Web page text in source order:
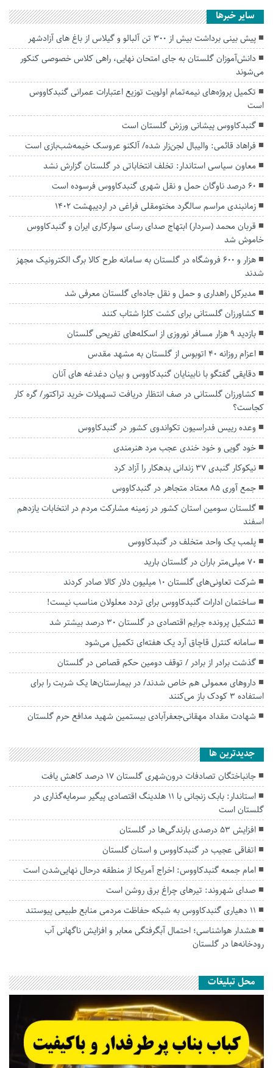
سایر خبرها
پیش بینی برداشت بیش از ٣٠٠ تن آلبالو و گیلاس از باغ های آزادشهر
دانش‌آموزان گلستان به جای امتحان نهایی، راهی کلاس‌ خصوصی کنکور
می‌شوند
تکمیل پروژه‌های نیمه‌تمام اولویت توزیع اعتبارات عمرانی گنبدکاووس
است
گنبدکاووس پیشانی ورزش گلستان است
فراهاد قائمی: والیبال لجن‌زار شده/ آلکنو عروسک خیمه‌شب‌بازی است
معاون سیاسی استاندار: تخلف انتخاباتی در گلستان گزارش نشد
۶۰ درصد ناوگان حمل و نقل شهری گنبدکاووس فرسوده است
زمانبندی مراسم سالگرد مختومقلی فراغی در اردیبهشت 1402
قربان محمد (سردار) ابتهاج صدای رسای سوارکاری ایران و گنبدکاووس
خاموش شد
هزار و ۶۰۰ فروشگاه در گلستان به سامانه طرح کالا برگ الکترونیک مجهز
شدند
مدیرکل راهداری و حمل و نقل جاده‌ای گلستان معرفی شد
کشاورزان گلستانی برای کشت کلزا شتاب کنند
بازدید ۹ هزار مسافر نوروزی از اسکله‌های تفریحی گلستان
اعزام روزانه ۴۰ اتوبوس از گلستان به مشهد مقدس
دقایقی گفتگو با نابینایان گنبدکاووس و بیان دغدغه های آنان
کشاورزان گلستانی در صف انتظار دریافت تسهیلات خرید تراکتور/ گره کار
کجاست؟
وعده رییس فدراسیون تکواندوی کشور در گنبدکاووس
خود گویی و خود خندی عجب مرد هنرمندی
نیکوکار گنبدی ۳۷ زندانی بدهکار را آزاد کرد
جمع آوری ۸۵ معتاد متجاهر در گنبدکاووس
گلستان سومین استان کشور در زمینه مشارکت مردم در انتخابات یازدهم
اسفند
پلمب یک واحد متخلف در گنبدکاووس
۷۰ میلی‌متر باران در گلستان بارید
شرکت‌ تعاونی‌های گلستان ۱۰ میلیون دلار کالا صادر کردند
ساختمان ادارات گنبدکاووس برای تردد معلولان مناسب نیست!
تشکیل پرونده‌ جرایم اقتصادی در گلستان ۳۰ درصد بیشتر شد
سامانه کنترل قاچاق آرد یک هفته‌ای تکمیل می‌شود
گذشت برادر از برادر / توقف دومین حکم قصاص در گلستان
داروهای معمولی هم خاص شدند/ در بیمارستان‌ها یک شربت را برای
استفاده 3 کودک باز می‌کنند
شهادت مقداد مهقانی‌جعفرآبادی بیستمین شهید مدافع حرم گلستان
جديدترين ها
جانباختگان تصادفات درون‌شهری گلستان ۱۷ درصد کاهش یافت
استاندار: بابک زنجانی با ۱۱ هلدینگ اقتصادی پیگیر سرمایه‌گذاری در
گلستان است
افزایش ۵۳ درصدی بارندگی‌ها در گلستان
اتفاقی عجیب در‌ گنبدکاووس و استان گلستان
امام جمعه گنبدکاووس: اخراج آمریکا از منطقه درحال نهایی‌شدن است
صدای شهروند: تیرهای چراغ برق روشن است
۱۱ دهیاری گنبدکاووس به شبکه حفاظت مردمی منابع طبیعی پیوستند
هشدار هواشناسی؛ احتمال آبگرفتگی معابر و افزایش ناگهانی آب
رودخانه‌ها در گلستان
محل تبلیغات